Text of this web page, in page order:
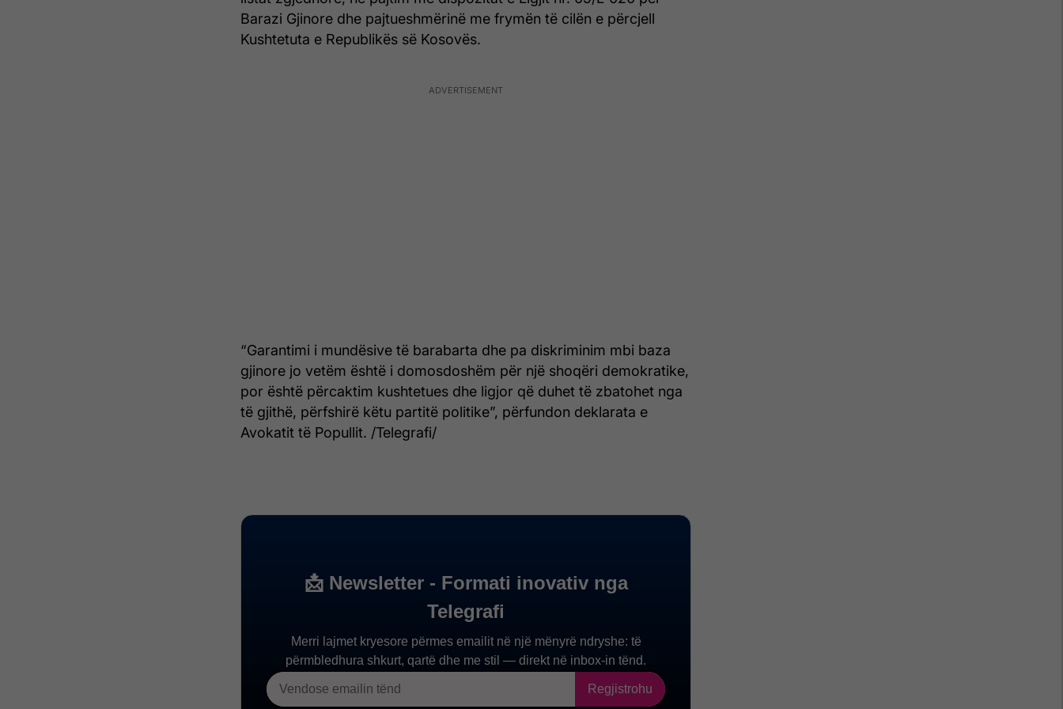
Barazi Gjinore dhe pajtueshmërinë me frymën të cilën e përcjell
Kushtetuta e Republikës së Kosovës.
“Garantimi i mundësive të barabarta dhe pa diskriminim mbi baza
gjinore jo vetëm është i domosdoshëm për një shoqëri demokratike,
por është përcaktim kushtetues dhe ligjor që duhet të zbatohet nga
të gjithë, përfshirë këtu partitë politike”, përfundon deklarata e
Avokatit të Popullit. /Telegrafi/